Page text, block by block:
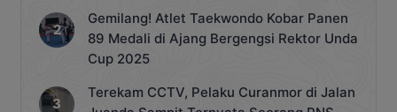
Gemilang! Atlet Taekwondo Kobar Panen
89 Medali di Ajang Bergengsi Rektor Unda
Cup 2025
Terekam CCTV, Pelaku Curanmor di Jalan